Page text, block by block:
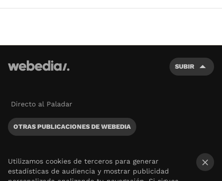
SUBIR
Directo al Paladar
OTRAS PUBLICACIONES DE WEBEDIA
Utilizamos cookies de terceros para generar
estadísticas de audiencia y mostrar publicidad